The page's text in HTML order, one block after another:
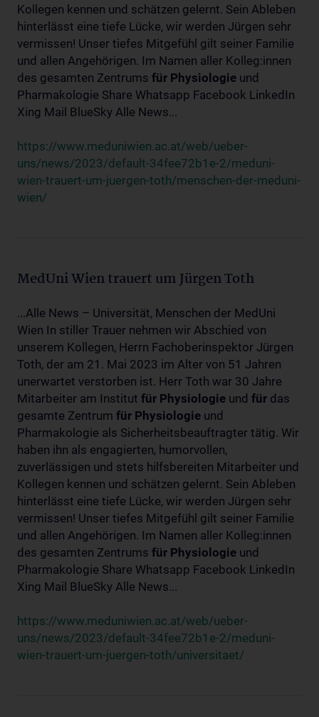
Kollegen kennen und schätzen gelernt. Sein Ableben
hinterlässt eine tiefe Lücke, wir werden Jürgen sehr
vermissen! Unser tiefes Mitgefühl gilt seiner Familie
und allen Angehörigen. Im Namen aller Kolleg:innen
des gesamten Zentrums für Physiologie und
Pharmakologie Share Whatsapp Facebook LinkedIn
Xing Mail BlueSky Alle News...
https://www.meduniwien.ac.at/web/ueber-
uns/news/2023/default-34fee72b1e-2/meduni-
wien-trauert-um-juergen-toth/menschen-der-meduni-
wien/
MedUni Wien trauert um Jürgen Toth
...Alle News – Universität, Menschen der MedUni
Wien In stiller Trauer nehmen wir Abschied von
unserem Kollegen, Herrn Fachoberinspektor Jürgen
Toth, der am 21. Mai 2023 im Alter von 51 Jahren
unerwartet verstorben ist. Herr Toth war 30 Jahre
Mitarbeiter am Institut für Physiologie und für das
gesamte Zentrum für Physiologie und
Pharmakologie als Sicherheitsbeauftragter tätig. Wir
haben ihn als engagierten, humorvollen,
zuverlässigen und stets hilfsbereiten Mitarbeiter und
Kollegen kennen und schätzen gelernt. Sein Ableben
hinterlässt eine tiefe Lücke, wir werden Jürgen sehr
vermissen! Unser tiefes Mitgefühl gilt seiner Familie
und allen Angehörigen. Im Namen aller Kolleg:innen
des gesamten Zentrums für Physiologie und
Pharmakologie Share Whatsapp Facebook LinkedIn
Xing Mail BlueSky Alle News...
https://www.meduniwien.ac.at/web/ueber-
uns/news/2023/default-34fee72b1e-2/meduni-
wien-trauert-um-juergen-toth/universitaet/